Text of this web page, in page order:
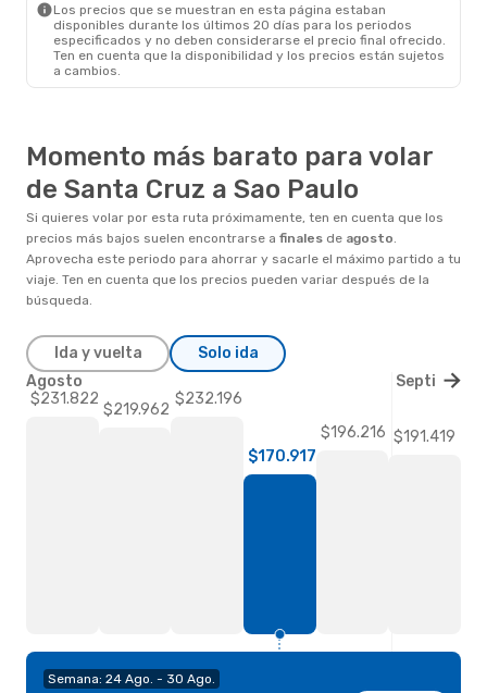
Los precios que se muestran en esta página estaban
disponibles durante los últimos 20 días para los periodos
especificados y no deben considerarse el precio final ofrecido.
Ten en cuenta que la disponibilidad y los precios están sujetos
a cambios.
Momento más barato para volar
de Santa Cruz a Sao Paulo
Si quieres volar por esta ruta próximamente, ten en cuenta que los
precios más bajos suelen encontrarse a finales de agosto.
Aprovecha este periodo para ahorrar y sacarle el máximo partido a tu
viaje. Ten en cuenta que los precios pueden variar después de la
búsqueda.
Ida y vuelta Solo ida
Semana: 24 Ago. - 30 Ago.
$231.822
$219.962
$232.196
$170.917
$196.216 $191.419
Agosto Septiembre